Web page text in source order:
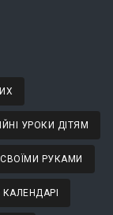
УРОКИ ДІТЯМ
РУКАМИ